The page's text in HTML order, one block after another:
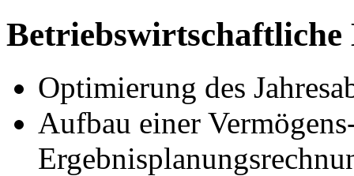
Optimierung des
Aufbau einer